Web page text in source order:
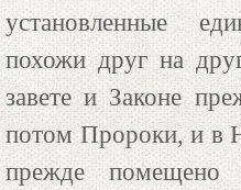
установленные
похожи друг на
завете и Законе
потом Пророки, и в
прежде помещено